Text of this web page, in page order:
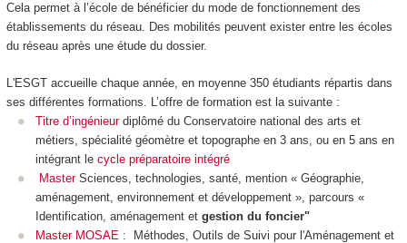
Cela permet à l’école de bénéficier du mode de fonctionnement des
établissements du réseau. Des mobilités peuvent exister entre les écoles
du réseau après une étude du dossier.
L'ESGT accueille chaque année, en moyenne 350 étudiants répartis dans
ses différentes formations. L’offre de formation est la suivante :
Titre d’ingénieurdiplômé du Conservatoire national des arts et
métiers, spécialité géomètre et topographe en 3 ans, ou en 5 ans en
intégrant le cycle préparatoire intégré
MasterSciences, technologies, santé, mention « Géographie,
aménagement, environnement et développement », parcours «
Identification, aménagement et gestion du foncier"
Master MOSAE : Méthodes, Outils de Suivi pour l'Aménagement et